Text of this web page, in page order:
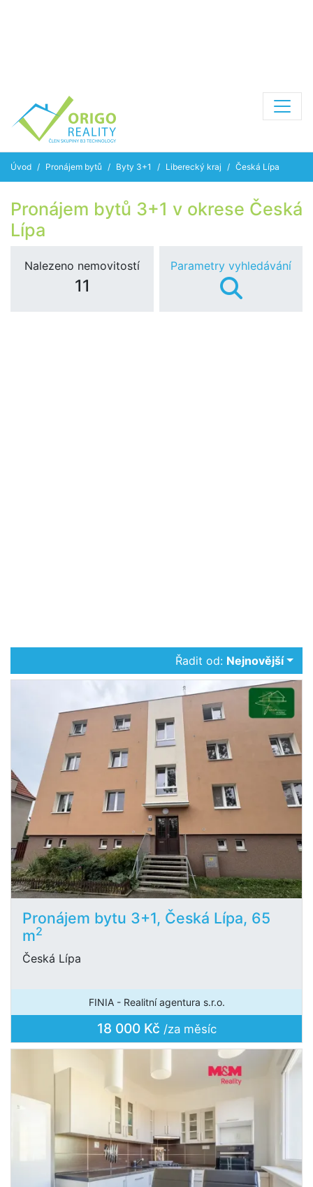
Úvod Pronájem bytů Byty 3+1 Liberecký kraj Česká Lípa
Pronájem bytů 3+1 v okrese Česká
Lípa
Nalezeno nemovitostí
11
Parametry vyhledávání
Řadit od: Nejnovější
Pronájem bytu 3+1, Česká Lípa, 65
m2
Česká Lípa
FINIA - Realitní agentura s.r.o.
18 000 Kč /za měsíc